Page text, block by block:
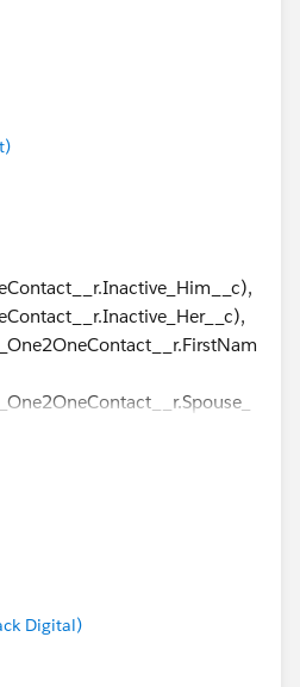
=
& " & "
& " ",
Digital)